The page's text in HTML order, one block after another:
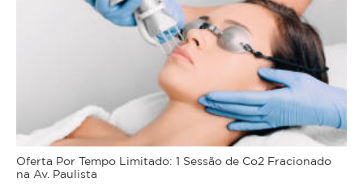
Oferta Por Tempo Limitado: 1 Sessão de Co2 Fracionado
na Av. Paulista